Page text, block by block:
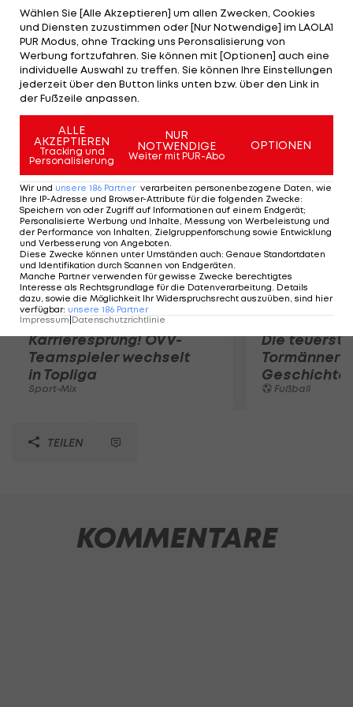
phasenweise schon sehr gut kombiniert und uns
einige Chancen erarbeitet", so der Deutsche.
Aufgrund der hohen Erwartungen an die
Mannschaft erwartet der 45-Jährige einen
lebhaften Konkurrenzkampf im Kader: "Die Spieler
müssen sich immer wieder neu aufdrängen."
Mehr zum Thema
Karrieresprung! ÖVV-
Teamspieler wechselt
in Topliga
Sport-Mix
Die
Tormänner
Geschichte
Fußball
TEILEN
KOMMENTARE
Wählen Sie [Alle Akzeptieren] um allen Zwecken, Cookies
und Diensten zuzustimmen oder [Nur Notwendige] im LAOLA1
PUR Modus, ohne Tracking uns Peronsalisierung von
Werbung fortzufahren. Sie können mit [Optionen] auch eine
individuelle Auswahl zu treffen. Sie können Ihre Einstellungen
jederzeit über den Button links unten bzw. über den Link in
der Fußzeile anpassen.
ALLE
AKZEPTIEREN
Tracking und
Personalisierung
NUR
NOTWENDIGE
Weiter mit PUR-Abo
OPTIONEN
Wir und unsere 186 Partner verarbeiten personenbezogene Daten, wie
Ihre IP-Adresse und Browser-Attribute für die folgenden Zwecke:
Speichern von oder Zugriff auf Informationen auf einem Endgerät;
Personalisierte Werbung und Inhalte, Messung von Werbeleistung und
der Performance von Inhalten, Zielgruppenforschung sowie Entwicklung
und Verbesserung von Angeboten.
Diese Zwecke können unter Umständen auch: Genaue Standortdaten
und Identifikation durch Scannen von Endgeräten.
Manche Partner verwenden für gewisse Zwecke berechtigtes
Interesse als Rechtsgrundlage für die Datenverarbeitung. Details
dazu, sowie die Möglichkeit Ihr Widerspruchsrecht auszuüben, sind hier
verfügbar: unsere 186 Partner
Impressum Datenschutzrichtlinie